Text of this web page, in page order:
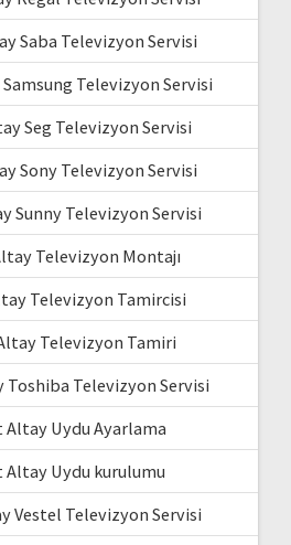
Saba Televizyon Servisi
Televizyon Servisi
Seg Televizyon Servisi
Sony Televizyon Servisi
Sunny Televizyon Servisi
Televizyon Montajı
Televizyon Tamircisi
Televizyon Tamiri
Televizyon Servisi
Uydu Ayarlama
Uydu kurulumu
Vestel Televizyon Servisi